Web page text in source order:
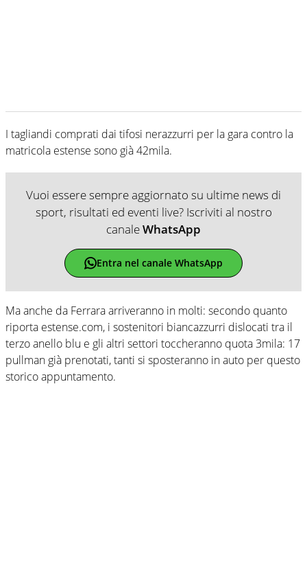
I tagliandi comprati dai tifosi nerazzurri per la gara contro la
matricola estense sono già 42mila.
Vuoi essere sempre aggiornato su ultime news di
sport, risultati ed eventi live? Iscriviti al nostro
canaleWhatsApp
Entra nel canale WhatsApp
Ma anche da Ferrara arriveranno in molti: secondo quanto
riporta estense.com, i sostenitori biancazzurri dislocati tra il
terzo anello blu e gli altri settori toccheranno quota 3mila: 17
pullman già prenotati, tanti si sposteranno in auto per questo
storico appuntamento.